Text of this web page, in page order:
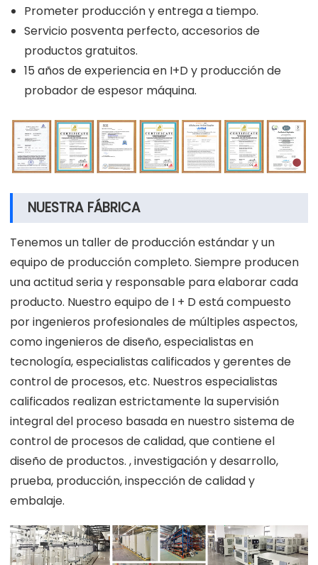
Prometer producción y entrega a tiempo.
Servicio posventa perfecto, accesorios de
productos gratuitos.
15 años de experiencia en I+D y producción de
probador de espesor máquina.
NUESTRA FÁBRICA
Tenemos un taller de producción estándar y un
equipo de producción completo. Siempre producen
una actitud seria y responsable para elaborar cada
producto. Nuestro equipo de I + D está compuesto
por ingenieros profesionales de múltiples aspectos,
como ingenieros de diseño, especialistas en
tecnología, especialistas calificados y gerentes de
control de procesos, etc. Nuestros especialistas
calificados realizan estrictamente la supervisión
integral del proceso basada en nuestro sistema de
control de procesos de calidad, que contiene el
diseño de productos. , investigación y desarrollo,
prueba, producción, inspección de calidad y
embalaje.